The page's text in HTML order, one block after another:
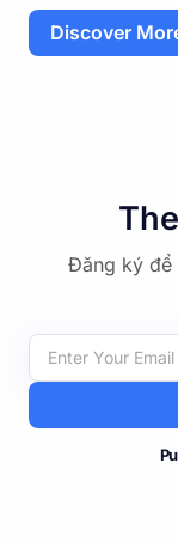
Discover
Đăng ký để